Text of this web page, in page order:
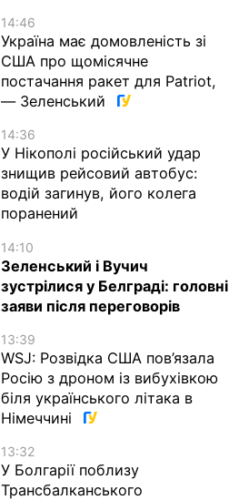
14:46
Україна має домовленість зі
США про щомісячне
постачання ракет для Patriot,
— Зеленський
14:36
У Нікополі російський удар
знищив рейсовий автобус:
водій загинув, його колега
поранений
14:10
Зеленський і Вучич
зустрілися у Белграді: головні
заяви після переговорів
13:39
WSJ: Розвідка США пов’язала
Росію з дроном із вибухівкою
біля українського літака в
Німеччині
13:32
У Болгарії поблизу
Трансбалканського